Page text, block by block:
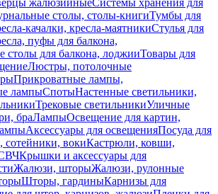
жалюзийныеСистемы хранения для
столы, столы-книгиТумбы для
качалки, кресла-маятникиСтулья для
пуфы для балкона,
столы для балкона, лоджииТовары для
Люстры, потолочные
Прикроватные лампы,
лампыСпотыНастенные светильники,
Трековые светильникиУличные
браЛампыОсвещение для картин,
Аксессуары для освещенияПосуда для
сотейники, вокиКастрюли, ковши,
Крышки и аксессуары для
Жалюзи, шторыЖалюзи, рулонные
Шторы, гардиныКарнизы для